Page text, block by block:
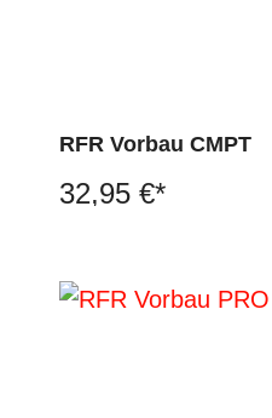
RFR Vorbau CMPT
32,95 €*